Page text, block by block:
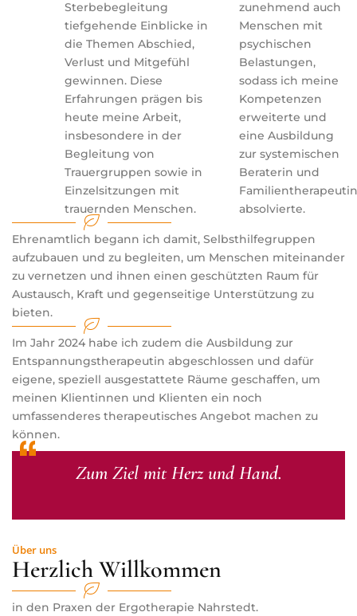
Sterbebegleitung
tiefgehende Einblicke in
die Themen Abschied,
Verlust und Mitgefühl
gewinnen. Diese
Erfahrungen prägen bis
heute meine Arbeit,
insbesondere in der
Begleitung von
Trauergruppen sowie in
Einzelsitzungen mit
trauernden Menschen.
zunehmend auch
Menschen mit
psychischen
Belastungen,
sodass ich meine
Kompetenzen
erweiterte und
eine Ausbildung
zur systemischen
Beraterin und
absolvierte.
Ehrenamtlich begann ich damit, Selbsthilfegruppen
aufzubauen und zu begleiten, um Menschen miteinander
zu vernetzen und ihnen einen geschützten Raum für
Austausch, Kraft und gegenseitige Unterstützung zu
bieten.
Im Jahr 2024 habe ich zudem die Ausbildung zur
Entspannungstherapeutin abgeschlossen und dafür
eigene, speziell ausgestattete Räume geschaffen, um
meinen Klientinnen und Klienten ein noch
umfassenderes therapeutisches Angebot machen zu
können.
Zum Ziel mit Herz und Hand.
Über uns
Herzlich Willkommen
in den Praxen der Ergotherapie Nahrstedt.